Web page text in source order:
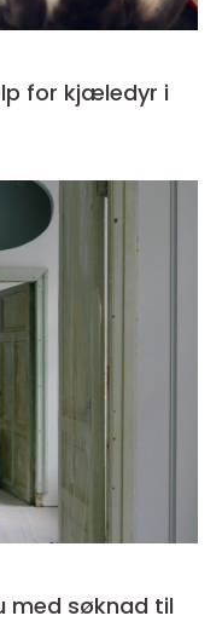
med søknad til